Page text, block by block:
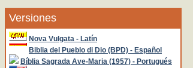
Versiones
Nova Vulgata - Latín
Biblia del Pueblo di Dio (BPD) - Español
Bíblia Sagrada Ave-Maria (1957) - Portugués